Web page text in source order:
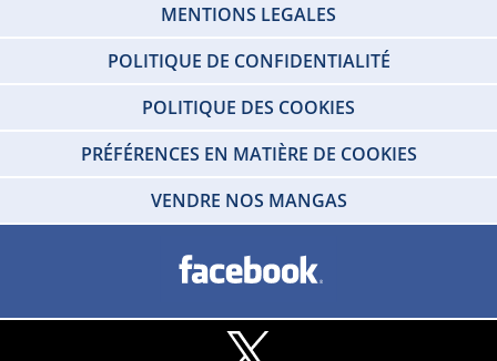
MENTIONS LEGALES
POLITIQUE DE CONFIDENTIALITÉ
POLITIQUE DES COOKIES
PRÉFÉRENCES EN MATIÈRE DE COOKIES
VENDRE NOS MANGAS